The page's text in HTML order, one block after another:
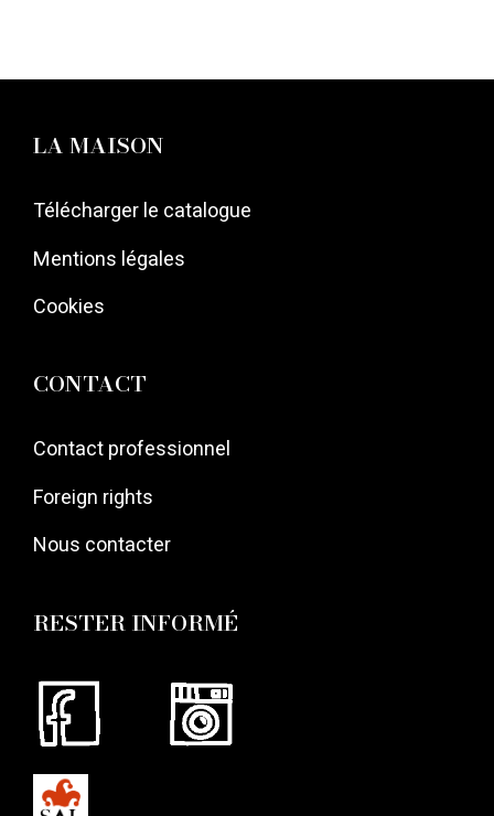
LA MAISON
Télécharger le catalogue
Mentions légales
Cookies
CONTACT
Contact professionnel
Foreign rights
Nous contacter
RESTER INFORMÉ